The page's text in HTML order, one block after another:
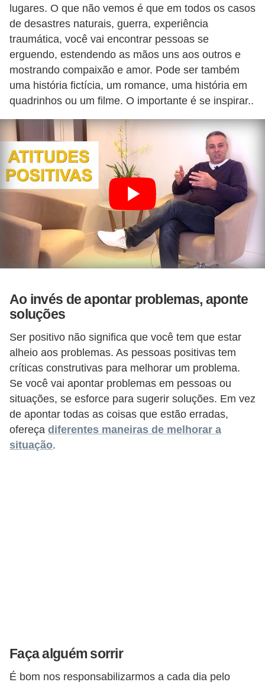
lugares. O que não vemos é que em todos os casos
de desastres naturais, guerra, experiência
traumática, você vai encontrar pessoas se
erguendo, estendendo as mãos uns aos outros e
mostrando compaixão e amor. Pode ser também
uma história fictícia, um romance, uma história em
quadrinhos ou um filme. O importante é se inspirar..
Ao invés de apontar problemas, aponte
soluções
Ser positivo não significa que você tem que estar
alheio aos problemas. As pessoas positivas tem
críticas construtivas para melhorar um problema.
Se você vai apontar problemas em pessoas ou
situações, se esforce para sugerir soluções. Em vez
de apontar todas as coisas que estão erradas,
ofereça diferentes maneiras de melhorar a
situação.
Faça alguém sorrir
É bom nos responsabilizarmos a cada dia pelo
r
o
l
e
d
e
p
n
t
o